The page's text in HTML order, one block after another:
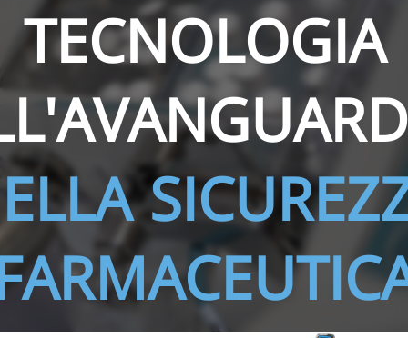
THS/PH210 THS/PH210-FFV THS/
THS/PH21N-FB THS/PH21N-FFV
THS/
TECNOLOGIA